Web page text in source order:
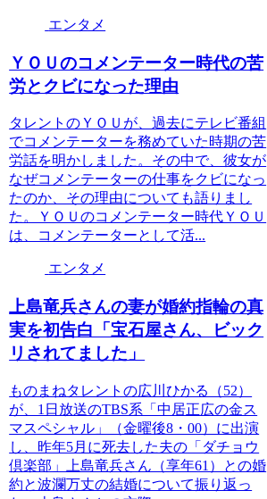
エンタメ
ＹＯＵのコメンテーター時代の苦
労とクビになった理由
タレントのＹＯＵが、過去にテレビ番組
でコメンテーターを務めていた時期の苦
労話を明かしました。その中で、彼女が
なぜコメンテーターの仕事をクビになっ
たのか、その理由についても語りまし
た。ＹＯＵのコメンテーター時代ＹＯＵ
は、コメンテーターとして活...
エンタメ
上島竜兵さんの妻が婚約指輪の真
実を初告白「宝石屋さん、ビック
リされてました」
ものまねタレントの広川ひかる（52）
が、1日放送のTBS系「中居正広の金ス
マスペシャル」（金曜後8・00）に出演
し、昨年5月に死去した夫の「ダチョウ
倶楽部」上島竜兵さん（享年61）との婚
約と波瀾万丈の結婚について振り返っ